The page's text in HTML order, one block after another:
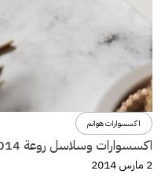
اكسسوارات هوانم
اكسسوارات وسلاسل روعة 2014
2 مارس 2014